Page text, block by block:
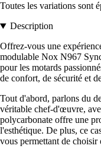
Toutes les variations sont
Description
Offrez-vous une
modulable Nox N967
pour les motards
de confort, de sécurité et
Tout d'abord, parlons du
véritable chef-d'œuvre,
polycarbonate offre une
l'esthétique. De plus, ce
vous permettant de